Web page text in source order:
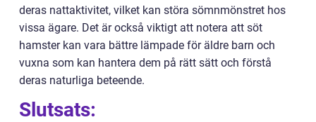
deras nattaktivitet, vilket kan störa sömnmönstret hos
vissa ägare. Det är också viktigt att notera att söt
hamster kan vara bättre lämpade för äldre barn och
vuxna som kan hantera dem på rätt sätt och förstå
deras naturliga beteende.
Slutsats: